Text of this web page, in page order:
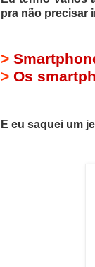
pra não precisar
>
> Os
E eu saquei um